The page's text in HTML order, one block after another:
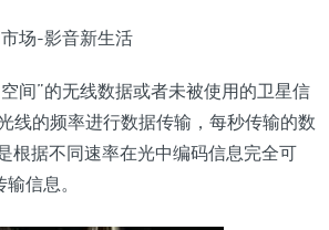
间”的无线数据或者未被使用的卫星信
线的频率进行数据传输，每秒传输的数
根据不同速率在光中编码信息完全可
信息。